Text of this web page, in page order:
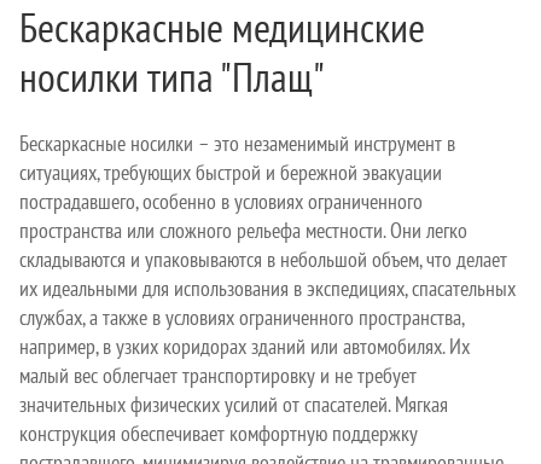
Бескаркасные медицинские
носилки типа "Плащ"
Бескаркасные носилки – это незаменимый инструмент в
ситуациях, требующих быстрой и бережной эвакуации
пострадавшего, особенно в условиях ограниченного
пространства или сложного рельефа местности. Они легко
складываются и упаковываются в небольшой объем, что делает
их идеальными для использования в экспедициях, спасательных
службах, а также в условиях ограниченного пространства,
например, в узких коридорах зданий или автомобилях. Их
малый вес облегчает транспортировку и не требует
значительных физических усилий от спасателей. Мягкая
конструкция обеспечивает комфортную поддержку